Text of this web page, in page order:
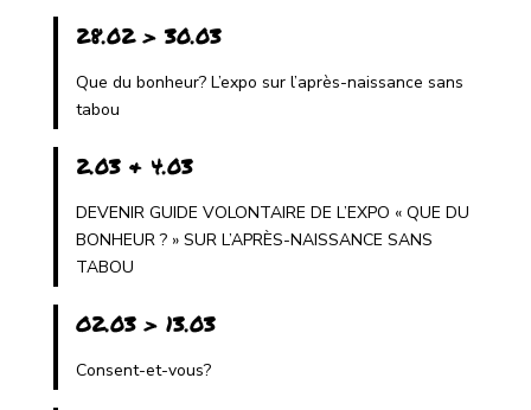
28.02 > 30.03
Que du bonheur? L’expo sur l’après-naissance sans
tabou
2.03 & 4.03
DEVENIR GUIDE VOLONTAIRE DE L’EXPO « QUE DU
BONHEUR ? » SUR L’APRÈS-NAISSANCE SANS
TABOU
O2.03 > 13.03
Consent-et-vous?